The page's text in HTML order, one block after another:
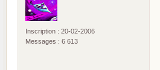
Inscription : 20-02-2006
Messages : 6 613